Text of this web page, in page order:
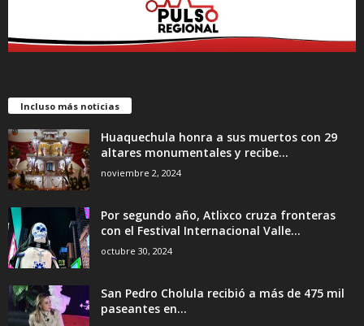
Incluso más noticias
Huaquechula honra a sus muertos con 29
altares monumentales y recibe...
noviembre 2, 2024
Por segundo año, Atlixco cruza fronteras
con el Festival Internacional Valle...
octubre 30, 2024
San Pedro Cholula recibió a más de 475 mil
paseantes en...